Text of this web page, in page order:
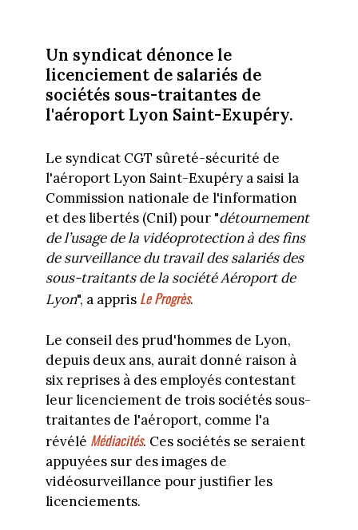
Un syndicat dénonce le
licenciement de salariés de
sociétés sous-traitantes de
l'aéroport Lyon Saint-Exupéry.
Le syndicat CGT sûreté-sécurité de
l'aéroport Lyon Saint-Exupéry a saisi la
Commission nationale de l'information
et des libertés (Cnil) pour "détournement
de l’usage de la vidéoprotection à des fins
de surveillance du travail des salariés des
sous-traitants de la société Aéroport de
Lyon", a appris Le Progrès.
Le conseil des prud'hommes de Lyon,
depuis deux ans, aurait donné raison à
six reprises à des employés contestant
leur licenciement de trois sociétés sous-
traitantes de l'aéroport, comme l'a
révélé Médiacités. Ces sociétés se seraient
appuyées sur des images de
vidéosurveillance pour justifier les
licenciements.